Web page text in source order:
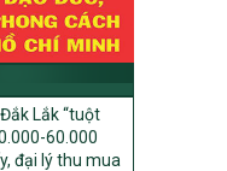
UBND
đạo Chương
dựng nông
vững và phát
bào dân
đoạn 2026
Lắk “tuột
60.000
đại lý thu mua